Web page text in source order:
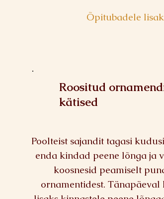
Õpitubadele
Roositud
kätised
Poolteist sajandit tagasi
enda kindad peene lõnga ja
koosnesid peamiselt
ornamentidest. Tänapäeval